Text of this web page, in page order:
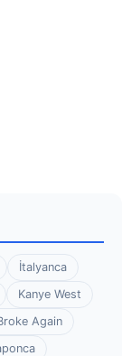
İtalyanca
Kanye West
Again